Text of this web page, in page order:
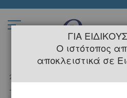
στο
2108145775
-
ΓΙΑ
Ο ιστότοπος
αποκλειστικά σε